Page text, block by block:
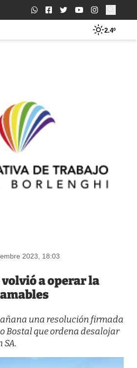
Buscar:
2.4º
2023, 18:03
a operar la
una resolución firmada
Bostal que ordena desalojar
SA.